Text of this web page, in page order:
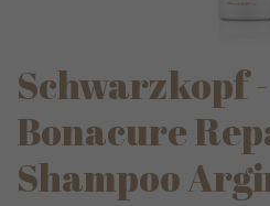
Schwarzkopf
Bonacure
Shampoo